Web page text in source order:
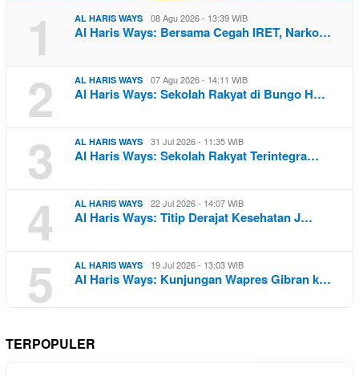
1 AL HARIS WAYS 08 Agu 2026 - 13:39 WIB
Al Haris Ways: Bersama Cegah IRET, Narko…
2 AL HARIS WAYS 07 Agu 2026 - 14:11 WIB
Al Haris Ways: Sekolah Rakyat di Bungo H…
3 AL HARIS WAYS 31 Jul 2026 - 11:35 WIB
Al Haris Ways: Sekolah Rakyat Terintegra…
4 AL HARIS WAYS 22 Jul 2026 - 14:07 WIB
Al Haris Ways: Titip Derajat Kesehatan J…
5 AL HARIS WAYS 19 Jul 2026 - 13:03 WIB
Al Haris Ways: Kunjungan Wapres Gibran k…
TERPOPULER